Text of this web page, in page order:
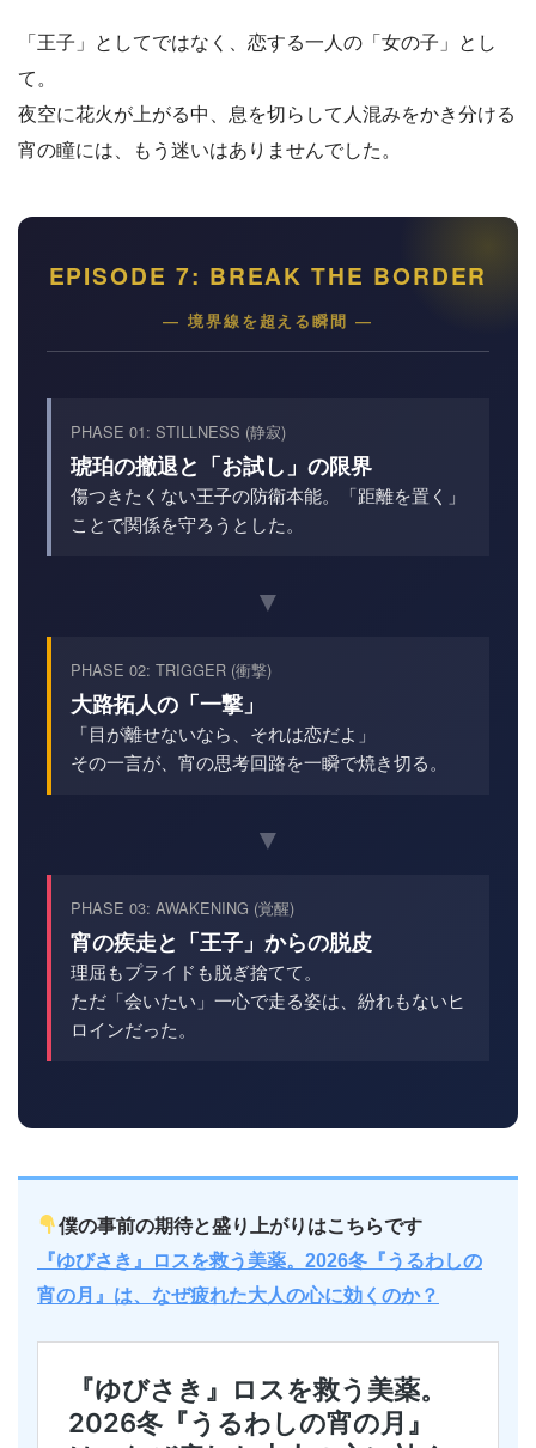
「王子」としてではなく、恋する一人の「女の子」とし
て。
夜空に花火が上がる中、息を切らして人混みをかき分ける
宵の瞳には、もう迷いはありませんでした。
EPISODE 7: BREAK THE BORDER
― 境界線を超える瞬間 ―
PHASE 01: STILLNESS (静寂)
琥珀の撤退と「お試し」の限界
傷つきたくない王子の防衛本能。「距離を置く」
ことで関係を守ろうとした。
▼
PHASE 02: TRIGGER (衝撃)
大路拓人の「一撃」
「目が離せないなら、それは恋だよ」
その一言が、宵の思考回路を一瞬で焼き切る。
▼
PHASE 03: AWAKENING (覚醒)
宵の疾走と「王子」からの脱皮
理屈もプライドも脱ぎ捨てて。
ただ「会いたい」一心で走る姿は、紛れもないヒ
ロインだった。
僕の事前の期待と盛り上がりはこちらです
『ゆびさき』ロスを救う美薬。2026冬『うるわしの
宵の月』は、なぜ疲れた大人の心に効くのか？